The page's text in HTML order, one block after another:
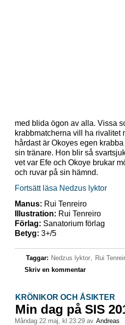
med blida ögon av alla. Vissa
krabbmatcherna vill ha rivalitet
hårdast är Okoyes egen
sin tränare. Hon blir så
vet var Efe och Okoye brukar
och ruvar på sin hämnd.
Fortsätt läsa Nedzus lyktor
Manus: Rui Tenreiro
Illustration: Rui Tenreiro
Förlag: Sanatorium förlag
Betyg: 3+/5
Taggar: Nedzus lyktor, Rui
Skriv en kommentar
KRÖNIKOR OCH ÅSIKTER
Min dag på SIS
måndag 22 maj, kl 23:29 av Andreas